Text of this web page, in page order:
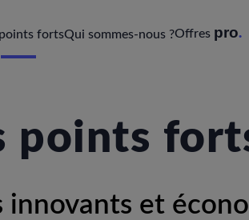
fortsQui sommes-nous ?Offres pro.
points
innovants et